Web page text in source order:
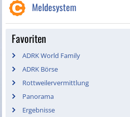
Meldesystem
Favoriten
ADRK World Family
ADRK Börse
Rottweilervermittlung
Panorama
Ergebnisse